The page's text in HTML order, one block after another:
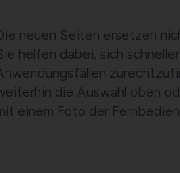
neuen Seiten ersetzen
helfen dabei, sich
die Auswahl oben
einem Foto der